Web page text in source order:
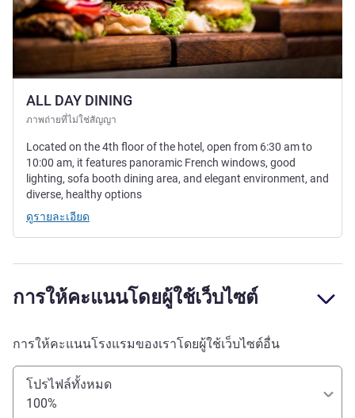
ALL DAY DINING
ภาพถ่ายที่ไม่ใช่สัญญา
Located on the 4th floor of the hotel, open from 6:30 am to
10:00 am, it features panoramic French windows, good
lighting, sofa booth dining area, and elegant environment, and
diverse, healthy options
ดูรายละเอียด
การให้คะแนนโดยผู้ใช้เว็บไซต์
การให้คะแนนโรงแรมของเราโดยผู้ใช้เว็บไซต์อื่น
โปรไฟล์ทั้งหมด
100%